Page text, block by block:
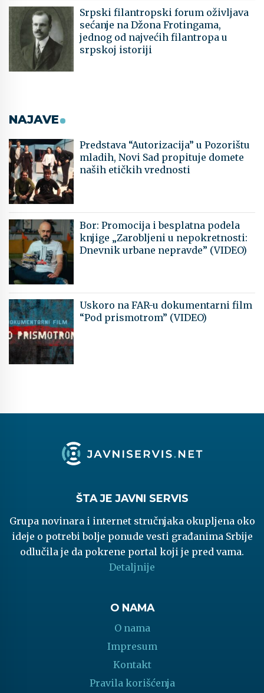
Srpski filantropski forum oživljava
sećanje na Džona Frotingama,
jednog od najvećih filantropa u
srpskoj istoriji
NAJAVE
Predstava “Autorizacija” u Pozorištu
mladih, Novi Sad propituje domete
naših etičkih vrednosti
Bor: Promocija i besplatna podela
knjige „Zarobljeni u nepokretnosti:
Dnevnik urbane nepravde” (VIDEO)
Uskoro na FAR-u dokumentarni film
“Pod prismotrom” (VIDEO)
ŠTA JE JAVNI SERVIS
Grupa novinara i internet stručnjaka okupljena oko
ideje o potrebi bolje ponude vesti građanima Srbije
odlučila je da pokrene portal koji je pred vama.
Detaljnije
O NAMA
O nama
Impresum
Kontakt
Pravila korišćenja